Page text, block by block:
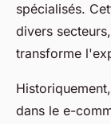
spécialisés.
divers
transforme
dans le e-